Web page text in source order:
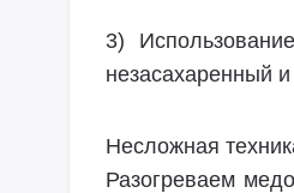
3)
незасахаренный
Несложная
Разогреваем